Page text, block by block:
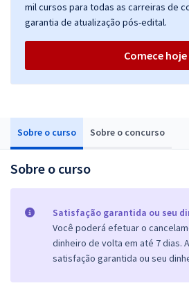
Sobre o curso Sobre o concurso
Sobre o curso
Satisfação garantida ou seu
Você poderá efetuar o
dinheiro de volta em até 7 dias.
satisfação garantida ou seu
mil cursos para todas as carreiras de
garantia de atualização pós-edital.
Comece hoje